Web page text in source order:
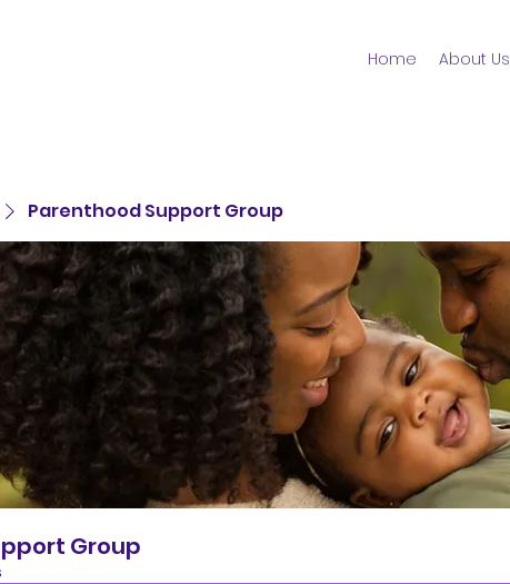
Home About Us
Parenthood Support Group
Group